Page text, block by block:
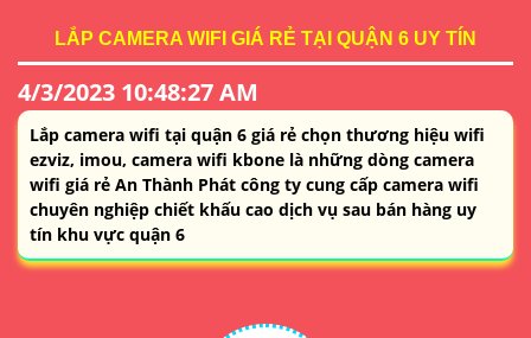
LẮP CAMERA WIFI GIÁ RẺ TẠI QUẬN 6 UY TÍN
4/3/2023 10:48:27 AM
Lắp camera wifi tại quận 6 giá rẻ chọn thương hiệu wifi
ezviz, imou, camera wifi kbone là những dòng camera
wifi giá rẻ An Thành Phát công ty cung cấp camera wifi
chuyên nghiệp chiết khấu cao dịch vụ sau bán hàng uy
tín khu vực quận 6